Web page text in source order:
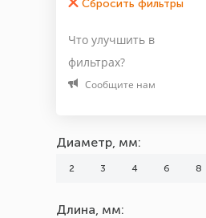
Шаг резьбы, мм
0
Что улучшить в
фильтрах?
Сообщите нам
Диаметр, мм:
2 3 4 6 8
Длина, мм: